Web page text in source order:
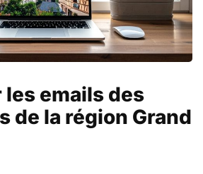
emails des
de la région Grand